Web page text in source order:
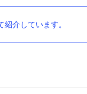
介しています。